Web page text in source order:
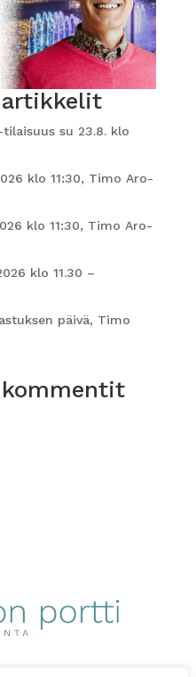
su 23.8. klo
klo 11:30, Timo Aro-
klo 11:30, Timo Aro-
klo 11.30 –
päivä, Timo